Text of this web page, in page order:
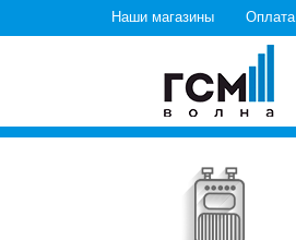
Наши магазины Оплата